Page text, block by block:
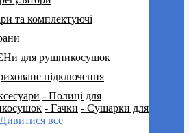
та комплектуючі
для рушникосушок
підключення
- Полиці для
- Гачки - Сушарки для
Дивитися все